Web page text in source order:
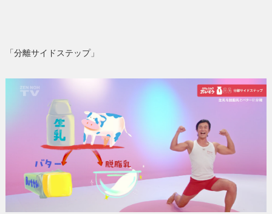
「分離サイドステップ」